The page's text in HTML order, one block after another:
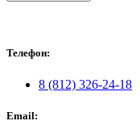
Телефон:
8 (812) 326-24-18
Email: